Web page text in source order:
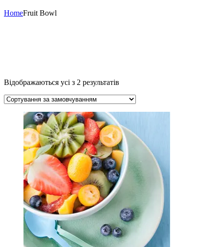
HomeFruit Bowl
Відображаються усі з 2 результатів